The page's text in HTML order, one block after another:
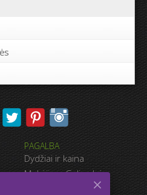
drobės kraštuose:
Ne
nuotraukų:
PAGALBA
Dydžiai ir kaina
Mokėjimo Galimybės